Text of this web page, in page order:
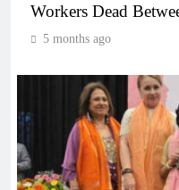
Workers Dead
5 months ago